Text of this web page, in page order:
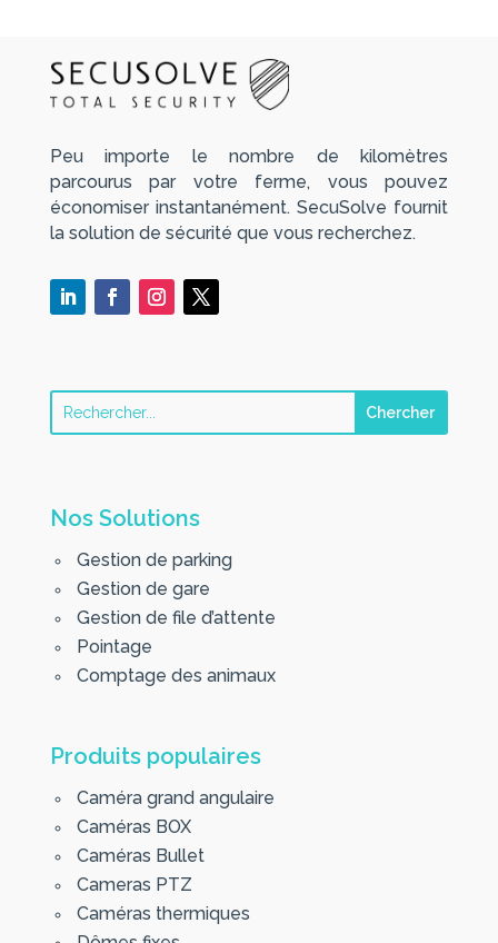
Peu importe le nombre de kilomètres
parcourus par votre ferme, vous pouvez
économiser instantanément. SecuSolve fournit
la solution de sécurité que vous recherchez.
Nos Solutions
Gestion de parking
Gestion de gare
Gestion de file d’attente
Pointage
Comptage des animaux
Produits populaires
Caméra grand angulaire
Caméras BOX
Caméras Bullet
Cameras PTZ
Caméras thermiques